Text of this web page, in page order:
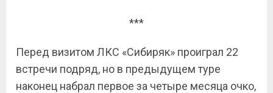
***
Перед визитом ЛКС «Сибиряк» проиграл 22
встречи подряд, но в предыдущем туре
наконец набрал первое за четыре месяца очко,